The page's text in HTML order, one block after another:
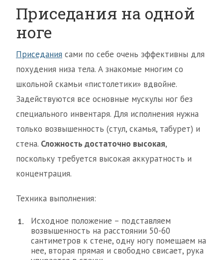
Приседания на одной
ноге
Приседания сами по себе очень эффективны для
похудения низа тела. А знакомые многим со
школьной скамьи «пистолетики» вдвойне.
Задействуются все основные мускулы ног без
специального инвентаря. Для исполнения нужна
только возвышенность (стул, скамья, табурет) и
стена. Сложность достаточно высокая,
поскольку требуется высокая аккуратность и
концентрация.
Техника выполнения:
Исходное положение – подставляем
возвышенность на расстоянии 50-60
сантиметров к стене, одну ногу помещаем на
нее, вторая прямая и свободно свисает, рука